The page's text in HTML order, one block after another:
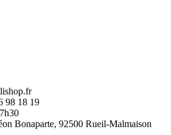
98 18 19
Bonaparte, 92500 Rueil-Malmaison